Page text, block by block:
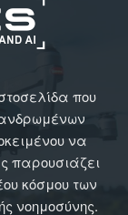
που
να
παρουσιάζει
κόσμου των
νοημοσύνης.